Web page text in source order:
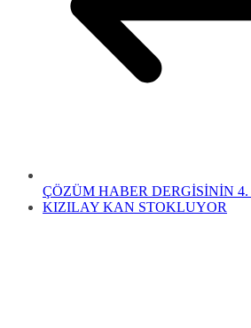
ÇÖZÜM HABER DERGİSİNİN
KIZILAY KAN STOKLUYOR